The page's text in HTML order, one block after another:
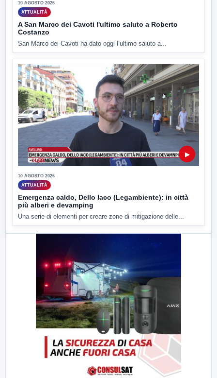
10 AGOSTO 2026
ATTUALITÀ
A San Marco dei Cavoti l'ultimo saluto a Roberto
Costanzo
San Marco dei Cavoti ha dato oggi l’ultimo saluto a...
▶
10 AGOSTO 2026
ATTUALITÀ
Emergenza caldo, Dello Iaco (Legambiente): in città
più alberi e devamping
Una serie di elementi per creare zone di mitigazione delle...